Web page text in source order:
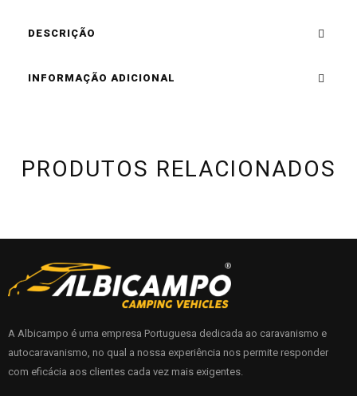
DESCRIÇÃO
INFORMAÇÃO ADICIONAL
PRODUTOS RELACIONADOS
A Albicampo é uma empresa Portuguesa dedicada ao caravanismo e
autocaravanismo, no qual a nossa experiência nos permite responder
com eficácia aos clientes cada vez mais exigentes.